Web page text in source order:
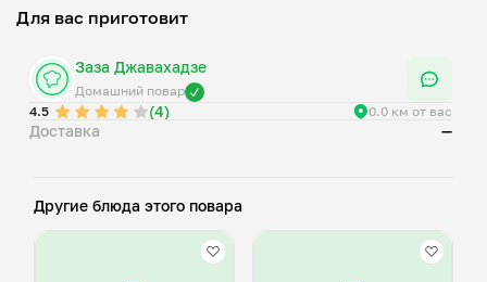
Для вас приготовит
Заза Джавахадзе
Домашний повар
4.5
(4) 0.0 км от вас
Доставка —
Другие блюда этого повара